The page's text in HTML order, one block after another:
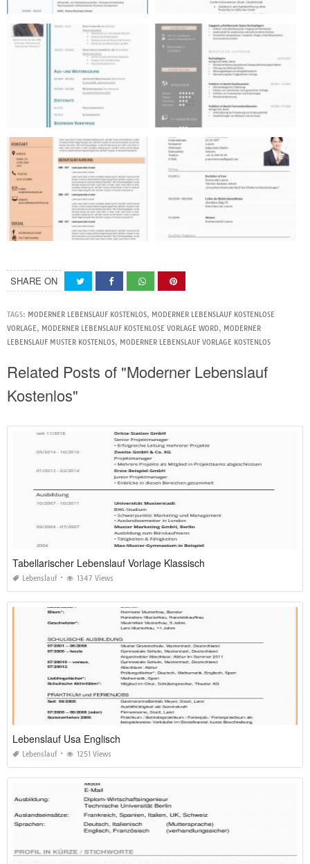
SHARE ON
TAGS: MODERNER LEBENSLAUF KOSTENLOS, MODERNER LEBENSLAUF KOSTENLOSE
VORLAGE, MODERNER LEBENSLAUF KOSTENLOSE VORLAGE WORD, MODERNER
LEBENSLAUF MUSTER KOSTENLOS, MODERNER LEBENSLAUF VORLAGE KOSTENLOS
Related Posts of "Moderner Lebenslauf
Kostenlos"
Tabellarischer Lebenslauf Vorlage Klassisch
Lebenslauf 1347 Views
Lebenslauf Usa Englisch
Lebenslauf 1251 Views